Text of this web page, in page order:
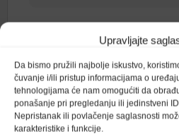
Upravljajte
Da bismo pružili najbolje iskustvo,
čuvanje i/ili pristup informacijama o
tehnologijama će nam omogućiti da
ponašanje pri pregledanju ili jedinstveni
Nepristanak ili povlačenje saglasnosti
karakteristike i funkcije.
Recenzije